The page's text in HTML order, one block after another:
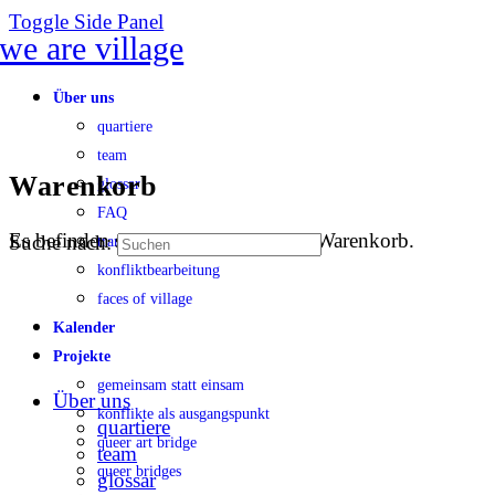
Toggle Side Panel
Über uns
quartiere
team
glossar
FAQ
transparenz
konfliktbearbeitung
faces of village
Kalender
Projekte
gemeinsam statt einsam
konflikte als ausgangspunkt
queer art bridge
queer bridges
Warenkorb
Es befinden sich keine Produkte im Warenkorb.
Suche nach:
Über uns
quartiere
team
glossar